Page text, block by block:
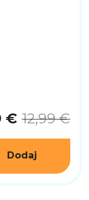
€ 12,99 €
Dodaj